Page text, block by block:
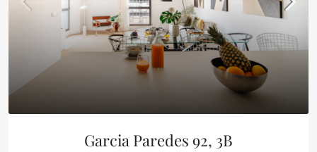
Garcia Paredes 92, 3B